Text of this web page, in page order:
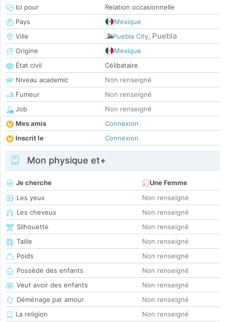
Ici pour
Relation occasionnelle
Pays
Mexique
Ville
Puebla City, Puebla
Origine
Mexique
État civil
Célibataire
Niveau academic
Non renseigné
Fumeur
Non renseigné
Job
Non renseigné
Mes amis
Connexion
Inscrit le
Connexion
Mon physique et+
Je cherche
Une Femme
Les yeux
Non renseigné
Les cheveux
Non renseigné
Silhouette
Non renseigné
Taille
Non renseigné
Poids
Non renseigné
Possède des enfants
Non renseigné
Veut avoir des enfants
Non renseigné
Déménage par amour
Non renseigné
La religion
Non renseigné